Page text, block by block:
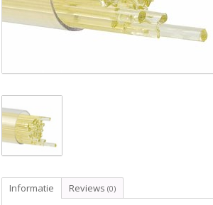
Informatie Reviews (0)